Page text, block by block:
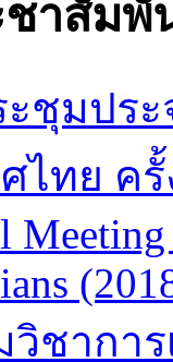
ชาสัมพั
ะชุมปร
ไทย ครั้
วิชากา